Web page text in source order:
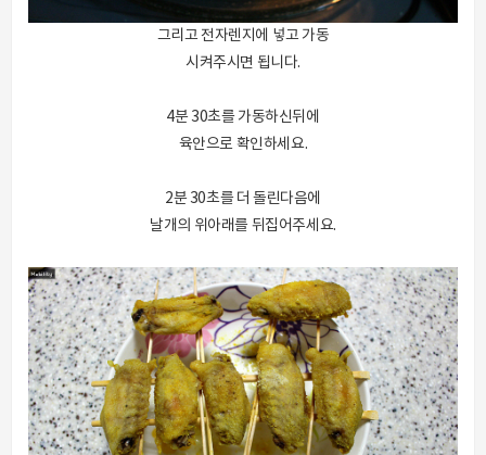
그리고 전자렌지에 넣고 가동
시켜주시면 됩니다.
4분 30초를 가동하신뒤에
육안으로 확인하세요.
2분 30초를 더 돌린다음에
날개의 위아래를 뒤집어주세요.